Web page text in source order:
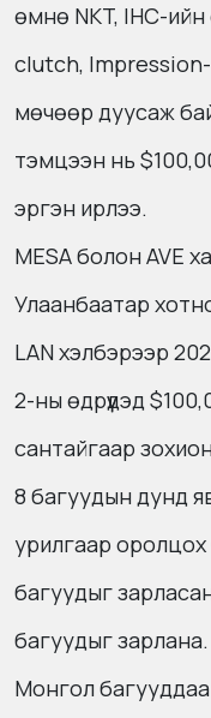
өмнө NKT, IHC-
clutch,
мөчөөр дуусаж
тэмцээн нь
эргэн ирлээ.
МESA болон AVE
Улаанбаатар
LAN хэлбэрээр
2-ны өдрүүдэд
сантайгаар
8 багуудын дунд
урилгаар
багуудыг
багуудыг
Монгол